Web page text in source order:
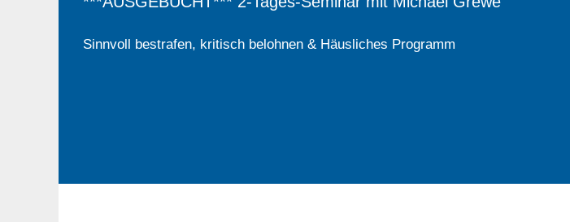
Sinnvoll bestrafen, kritisch belohnen & Häusliches Programm